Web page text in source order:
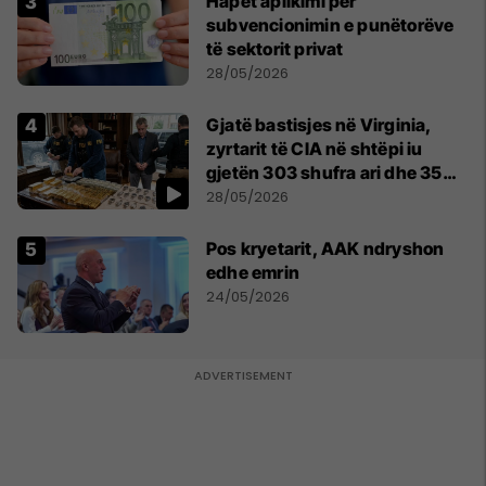
subvencionimin e punëtorëve
të sektorit privat
28/05/2026
Gjatë bastisjes në Virginia,
zyrtarit të CIA në shtëpi iu
gjetën 303 shufra ari dhe 35
orë luksoze Rolex
28/05/2026
Pos kryetarit, AAK ndryshon
edhe emrin
24/05/2026